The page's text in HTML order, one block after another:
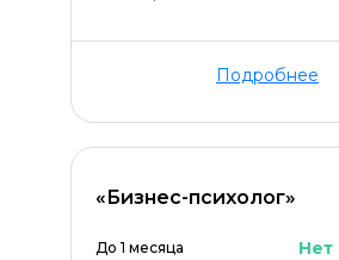
Подробнее
«Бизнес-психолог»
До 1 месяца Нет
Оставить